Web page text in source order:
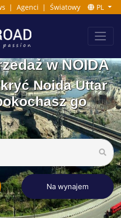
| Agenci | Światowy PL
w NOIDA
Noida Uttar
go
Na wynajem